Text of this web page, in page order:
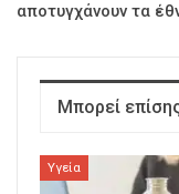
αποτυγχάνουν τα
Μπορεί
Υγεία